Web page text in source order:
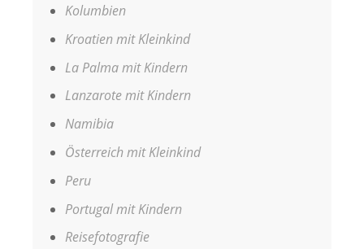
Kolumbien
Kroatien mit Kleinkind
La Palma mit Kindern
Lanzarote mit Kindern
Namibia
Österreich mit Kleinkind
Peru
Portugal mit Kindern
Reisefotografie